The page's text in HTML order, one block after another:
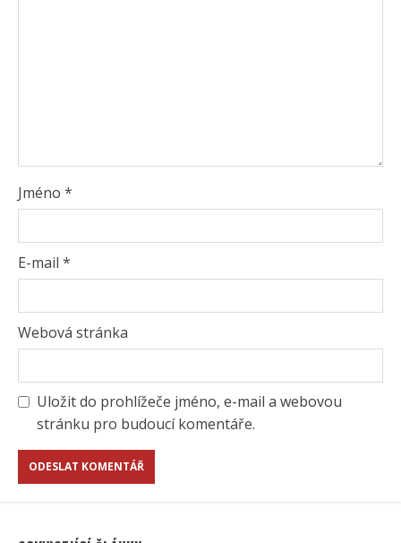
Jméno *
E-mail *
Webová stránka
Uložit do prohlížeče jméno, e-mail a webovou
stránku pro budoucí komentáře.